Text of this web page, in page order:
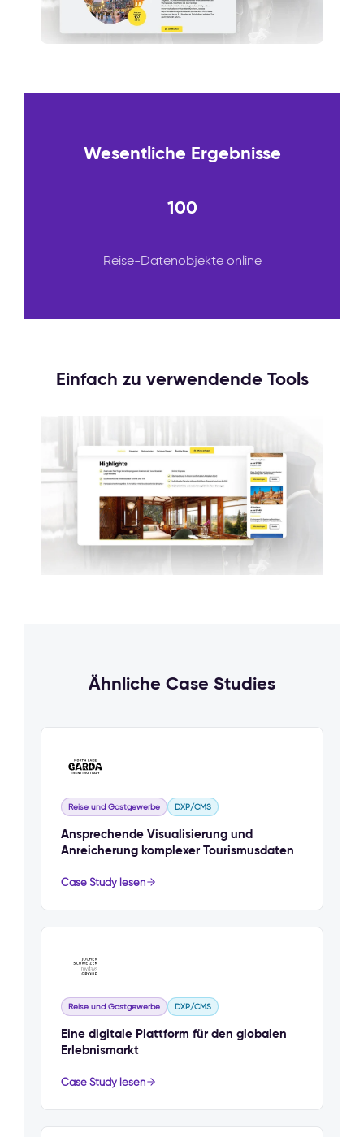
Wesentliche Ergebnisse
100
Reise-Datenobjekte online
Einfach zu verwendende Tools
Ähnliche Case Studies
Reise und Gastgewerbe DXP/CMS
Ansprechende Visualisierung und
Anreicherung komplexer Tourismusdaten
Case Study lesen
Reise und Gastgewerbe DXP/CMS
Eine digitale Plattform für den globalen
Erlebnismarkt
Case Study lesen